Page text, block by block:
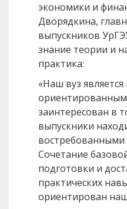
экономики и
Дворядкина,
выпускников
знание теории и
практика:
«Наш вуз
ориентированным
заинтересован в
выпускники
востребованными
Сочетание
подготовки и
практических
ориентирован